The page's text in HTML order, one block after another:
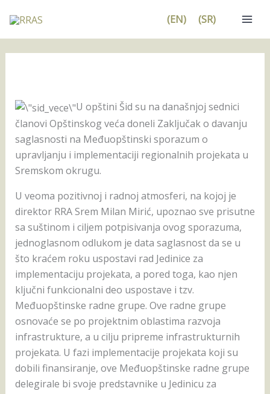
na
sadržaj
(EN) (SR)
U opštini Šid su na današnjoj sednici
članovi Opštinskog veća doneli Zaključak o davanju
saglasnosti na Međuopštinski sporazum o
upravljanju i implementaciji regionalnih projekata u
Sremskom okrugu.
U veoma pozitivnoj i radnoj atmosferi, na kojoj je
direktor RRA Srem Milan Mirić, upoznao sve prisutne
sa suštinom i ciljem potpisivanja ovog sporazuma,
jednoglasnom odlukom je data saglasnost da se u
što kraćem roku uspostavi rad Jedinice za
implementaciju projekata, a pored toga, kao njen
ključni funkcionalni deo uspostave i tzv.
Međuopštinske radne grupe. Ove radne grupe
osnovaće se po projektnim oblastima razvoja
infrastrukture, a u cilju pripreme infrastrukturnih
projekata. U fazi implementacije projekata koji su
dobili finansiranje, ove Međuopštinske radne grupe
delegirale bi svoje predstavnike u Jedinicu za